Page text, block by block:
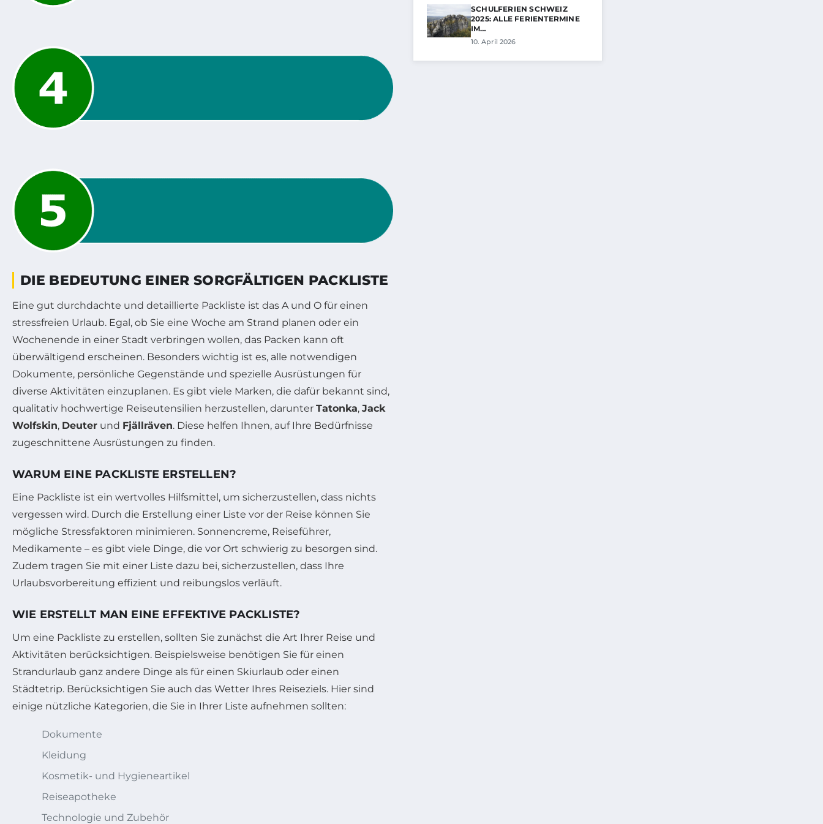
DIE BEDEUTUNG EINER SORGFÄLTIGEN PACKLISTE
Eine gut durchdachte und detaillierte Packliste ist das A und O für einen
stressfreien Urlaub. Egal, ob Sie eine Woche am Strand planen oder ein
Wochenende in einer Stadt verbringen wollen, das Packen kann oft
überwältigend erscheinen. Besonders wichtig ist es, alle notwendigen
Dokumente, persönliche Gegenstände und spezielle Ausrüstungen für
diverse Aktivitäten einzuplanen. Es gibt viele Marken, die dafür bekannt sind,
qualitativ hochwertige Reiseutensilien herzustellen, darunter Tatonka, Jack
Wolfskin, Deuter und Fjällräven. Diese helfen Ihnen, auf Ihre Bedürfnisse
zugeschnittene Ausrüstungen zu finden.
WARUM EINE PACKLISTE ERSTELLEN?
Eine Packliste ist ein wertvolles Hilfsmittel, um sicherzustellen, dass nichts
vergessen wird. Durch die Erstellung einer Liste vor der Reise können Sie
mögliche Stressfaktoren minimieren. Sonnencreme, Reiseführer,
Medikamente – es gibt viele Dinge, die vor Ort schwierig zu besorgen sind.
Zudem tragen Sie mit einer Liste dazu bei, sicherzustellen, dass Ihre
Urlaubsvorbereitung effizient und reibungslos verläuft.
WIE ERSTELLT MAN EINE EFFEKTIVE PACKLISTE?
Um eine Packliste zu erstellen, sollten Sie zunächst die Art Ihrer Reise und
Aktivitäten berücksichtigen. Beispielsweise benötigen Sie für einen
Strandurlaub ganz andere Dinge als für einen Skiurlaub oder einen
Städtetrip. Berücksichtigen Sie auch das Wetter Ihres Reiseziels. Hier sind
einige nützliche Kategorien, die Sie in Ihrer Liste aufnehmen sollten:
Dokumente
Kleidung
Kosmetik- und Hygieneartikel
Reiseapotheke
Technologie und Zubehör
SCHULFERIEN SCHWEIZ
2025: ALLE FERIENTERMINE
IM…
10. April 2026